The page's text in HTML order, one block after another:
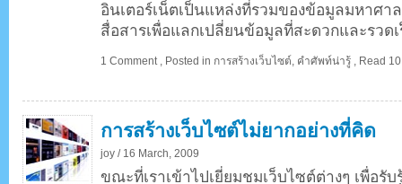
อินเตอร์เน็ตเป็นแหล่งที่รวมของข้อมูลมหาศา
สื่อสารเพื่อแลกเปลี่ยนข้อมูลที่สะดวกและรวดเ
1 Comment, Posted in การสร้างเว็บไซต์, คำศัพท์น่ารู้ , Read
การสร้างเว็บไซต์ไม่ยากอย่างที่คิด
joy / 16 March, 2009
ขณะที่เราเข้าไปเยี่ยมชมเว็บไซต์ต่างๆ เพื่อรั